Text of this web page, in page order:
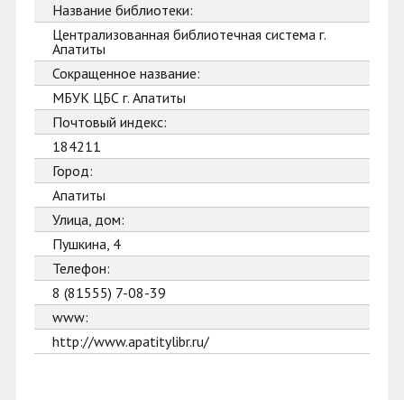
Название библиотеки:
Централизованная библиотечная система г.
Апатиты
Сокращенное название:
МБУК ЦБС г. Апатиты
Почтовый индекс:
184211
Город:
Апатиты
Улица, дом:
Пушкина, 4
Телефон:
8 (81555) 7-08-39
www:
http://www.apatitylibr.ru/